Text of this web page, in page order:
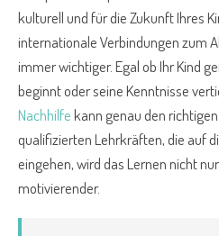
kulturell und für die Zukunft Ihres
internationale Verbindungen zum
immer wichtiger. Egal ob Ihr Kind
beginnt oder seine Kenntnisse
Nachhilfekann genau den
qualifizierten Lehrkräften, die auf
eingehen, wird das Lernen nicht
motivierender.